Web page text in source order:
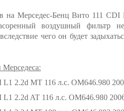
на Мерседес-Бенц Вито 111 CDI
воздушный фильтр
чего он будет
Мерседеса:
2.2d MT 116 л.с. OM646.980
2.2d AT 116 л.с. OM646.980